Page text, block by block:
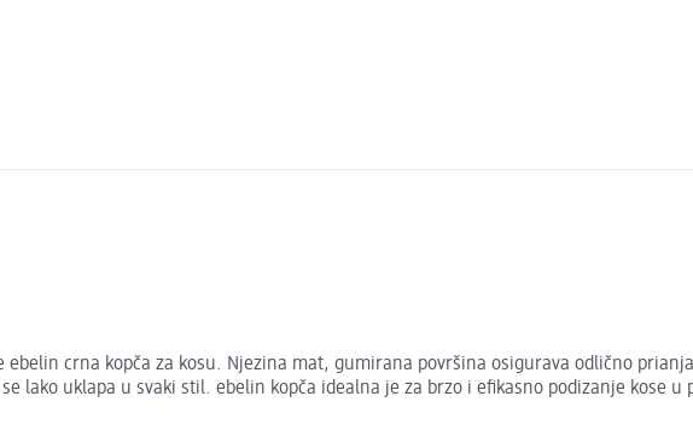
crna kopča za kosu. Njezina mat, gumirana površina osigurava odlično
lako uklapa u svaki stil. ebelin kopča idealna je za brzo i efikasno podizanje kose